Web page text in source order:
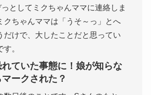
としてミクちゃんママに連絡しま
クちゃんママは「うそ～っ」とへ
だけで、大したことだと思ってい
。
ていた事態に！娘が知らな
ークされた？